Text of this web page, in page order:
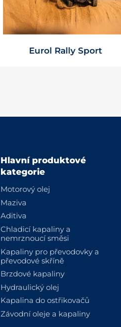
Eurol Rally Sport
Hlavní produktové
kategorie
Motorový olej
Maziva
Aditiva
Chladicí kapaliny a
nemrznoucí směsi
Kapaliny pro převodovky a
převodové skříně
Brzdové kapaliny
Hydraulický olej
Kapalina do ostřikovačů
Závodní oleje a kapaliny